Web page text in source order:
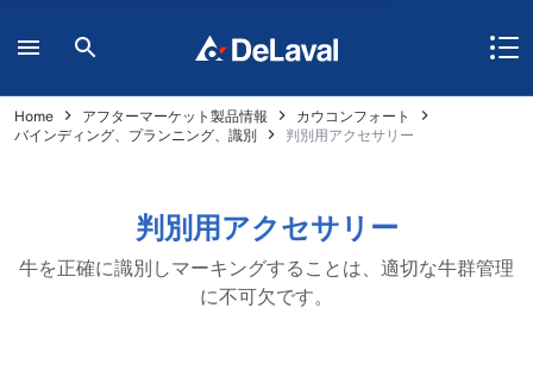
Home アフターマーケット製品情報
カウコンフォート
バインディング、プランニング、識別
判別用アクセサリー
判別用アクセサリー
牛を正確に識別しマーキングすることは、適切な牛群管理
に不可欠です。